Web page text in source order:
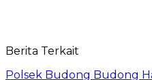
Berita Terkait
Polsek Budong Budong